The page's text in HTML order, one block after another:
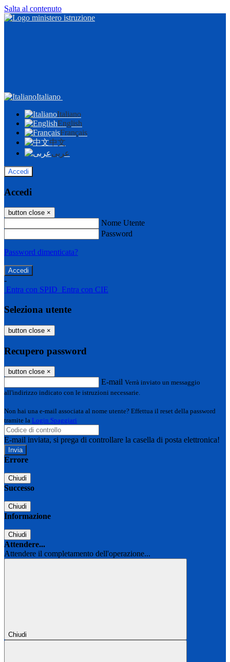
Salta al contenuto
Italiano
Italiano
English
Français
中文
عربى
Accedi
Accedi
button close ×
Nome Utente
Password
Password dimenticata?
-
Entra con SPID Entra con CIE
Seleziona utente
button close ×
Recupero password
button close ×
E-mail Verrà inviato un messaggio
all'indirizzo indicato con le istruzioni necessarie.
Non hai una e-mail associata al nome utente? Effettua il reset della password
tramite la Login Spaggiari
E-mail inviata, si prega di controllare la casella di posta elettronica!
Errore
Chiudi
Successo
Chiudi
Informazione
Chiudi
Attendere...
Attendere il completamento dell'operazione...
Chiudi